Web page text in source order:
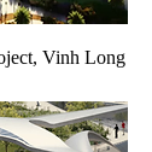
Vinh Long